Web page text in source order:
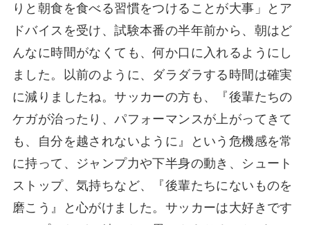
りと朝食を食べる習慣をつけることが大事」とア
ドバイスを受け、試験本番の半年前から、朝はど
んなに時間がなくても、何か口に入れるようにし
ました。以前のように、ダラダラする時間は確実
に減りましたね。サッカーの方も、『後輩たちの
ケガが治ったり、パフォーマンスが上がってきて
も、自分を越されないように』という危機感を常
に持って、ジャンプ力や下半身の動き、シュート
ストップ、気持ちなど、『後輩たちにないものを
磨こう』と心がけました。サッカーは大好きです